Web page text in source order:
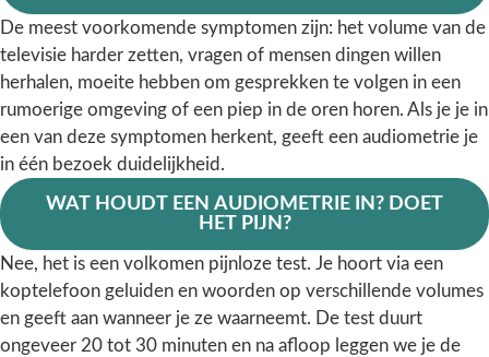
De meest voorkomende symptomen zijn: het volume van de
televisie harder zetten, vragen of mensen dingen willen
herhalen, moeite hebben om gesprekken te volgen in een
rumoerige omgeving of een piep in de oren horen. Als je je in
een van deze symptomen herkent, geeft een audiometrie je
in één bezoek duidelijkheid.
WAT HOUDT EEN AUDIOMETRIE IN? DOET
HET PIJN?
Nee, het is een volkomen pijnloze test. Je hoort via een
koptelefoon geluiden en woorden op verschillende volumes
en geeft aan wanneer je ze waarneemt. De test duurt
ongeveer 20 tot 30 minuten en na afloop leggen we je de